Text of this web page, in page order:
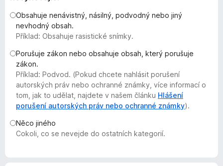
e
č
F
r
e
f
x
Obsahuje nenávistný, násilný, podvodný nebo jiný
nevhodný obsah.
Příklad: Obsahuje rasistické snímky.
Porušuje zákon nebo obsahuje obsah, který porušuje
zákon.
Příklad: Podvod. (Pokud chcete nahlásit porušení
autorských práv nebo ochranné známky, více informací o
tom, jak to udělat, najdete v našem článku Hlášení
porušení autorských práv nebo ochranné známky).
Něco jiného
Cokoli, co se nevejde do ostatních kategorií.